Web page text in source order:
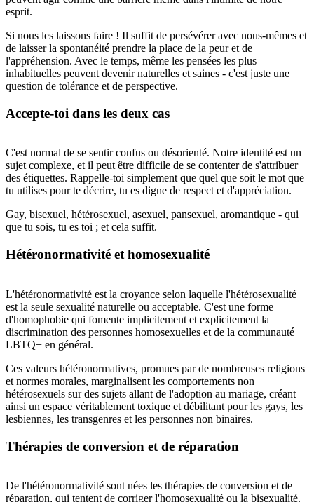
esprit.
Si nous les laissons faire ! Il suffit de persévérer avec nous-mêmes et
de laisser la spontanéité prendre la place de la peur et de
l'appréhension. Avec le temps, même les pensées les plus
inhabituelles peuvent devenir naturelles et saines - c'est juste une
question de tolérance et de perspective.
Accepte-toi dans les deux cas
C'est normal de se sentir confus ou désorienté. Notre identité est un
sujet complexe, et il peut être difficile de se contenter de s'attribuer
des étiquettes. Rappelle-toi simplement que quel que soit le mot que
tu utilises pour te décrire, tu es digne de respect et d'appréciation.
Gay, bisexuel, hétérosexuel, asexuel, pansexuel, aromantique - qui
que tu sois, tu es toi ; et cela suffit.
Hétéronormativité et homosexualité
L'hétéronormativité est la croyance selon laquelle l'hétérosexualité
est la seule sexualité naturelle ou acceptable. C'est une forme
d'homophobie qui fomente implicitement et explicitement la
discrimination des personnes homosexuelles et de la communauté
LBTQ+ en général.
Ces valeurs hétéronormatives, promues par de nombreuses religions
et normes morales, marginalisent les comportements non
hétérosexuels sur des sujets allant de l'adoption au mariage, créant
ainsi un espace véritablement toxique et débilitant pour les gays, les
lesbiennes, les transgenres et les personnes non binaires.
Thérapies de conversion et de réparation
De l'hétéronormativité sont nées les thérapies de conversion et de
réparation, qui tentent de corriger l'homosexualité ou la bisexualité.